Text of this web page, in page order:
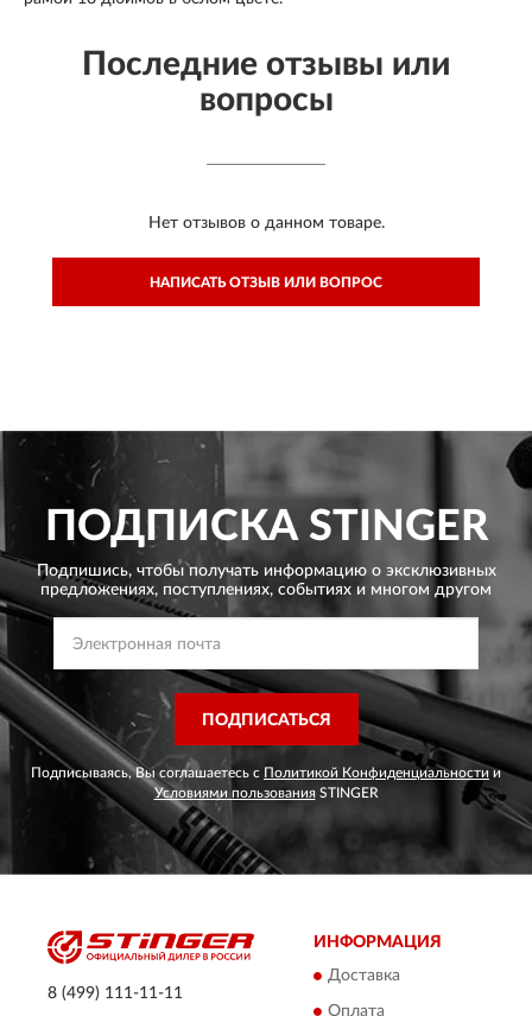
Последние отзывы или
вопросы
Нет отзывов о данном товаре.
НАПИСАТЬ ОТЗЫВ ИЛИ ВОПРОС
ПОДПИСКАSTINGER
Подпишись, чтобы получать информацию о эксклюзивных
предложениях, поступлениях, событиях и многом другом
ПОДПИСАТЬСЯ
Подписываясь, Вы соглашаетесь с Политикой Конфиденциальности и
Условиями пользованияSTINGER
8 (499) 111-11-11
ИНФОРМАЦИЯ
Доставка
Оплата